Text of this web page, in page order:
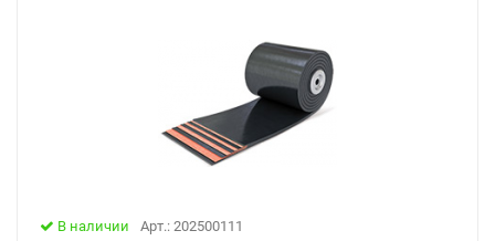
В наличии Арт.: 202500111